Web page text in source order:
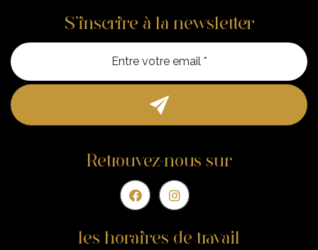
S’inscrire à la newsletter
Entre
Retrouvez-nous sur
les horaires de travail